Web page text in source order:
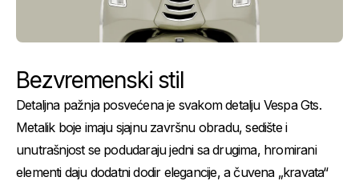
Bezvremenski stil
Detaljna pažnja posvećena je svakom detalju Vespa Gts.
Metalik boje imaju sjajnu završnu obradu, sedište i
unutrašnjost se podudaraju jedni sa drugima, hromirani
elementi daju dodatni dodir elegancije, a čuvena „kravata“